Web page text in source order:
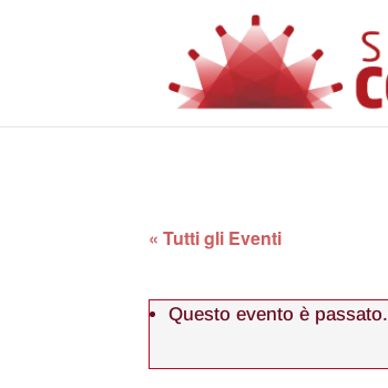
« Tutti gli Eventi
Questo evento è passato.